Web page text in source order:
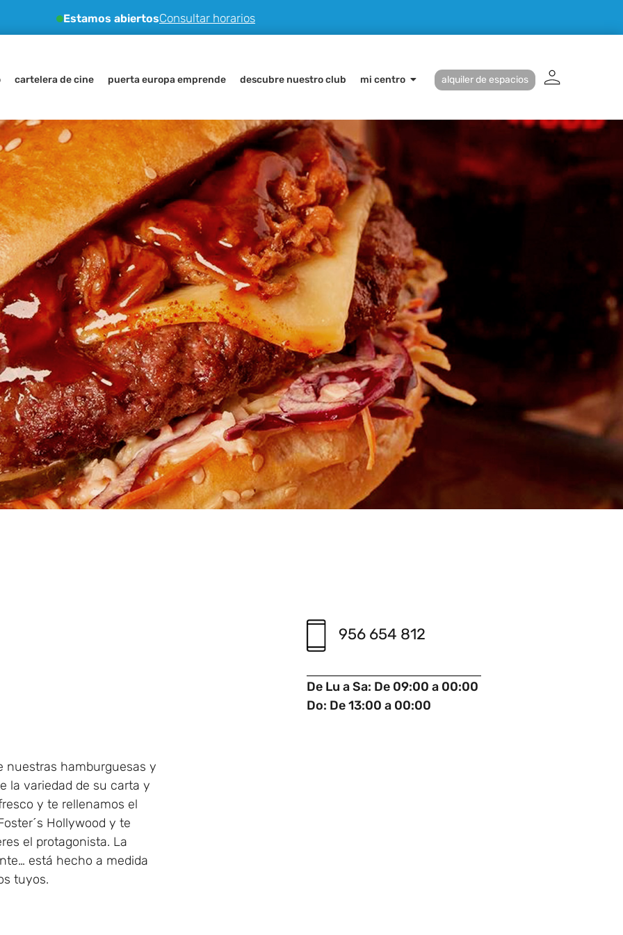
Estamos abiertosConsultar horarios
cartelera de cine puerta europa emprende descubre nuestro club mi centro alquiler de espacios
nuestras hamburguesas y
la variedad de su carta y
y te rellenamos el
Hollywood y te
el protagonista. La
está hecho a medida
tuyos.
956 654 812
De Lu a Sa: De 09:00 a 00:00
Do: De 13:00 a 00:00